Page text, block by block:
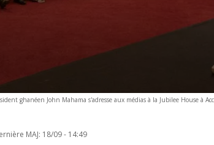
ghanéen John Mahama s'adresse aux médias à la Jubilee House à
MAJ: 18/09 - 14:49